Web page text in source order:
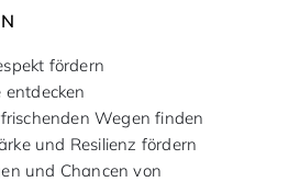
fördern
entdecken
Wegen finden
und Resilienz fördern
und Chancen von